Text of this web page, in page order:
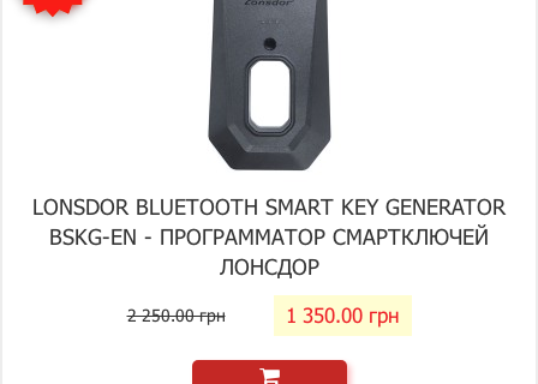
LONSDOR BLUETOOTH SMART KEY GENERATOR
BSKG-EN - ПРОГРАММАТОР СМАРТКЛЮЧЕЙ
ЛОНСДОР
2 250.00 грн 1 350.00 грн